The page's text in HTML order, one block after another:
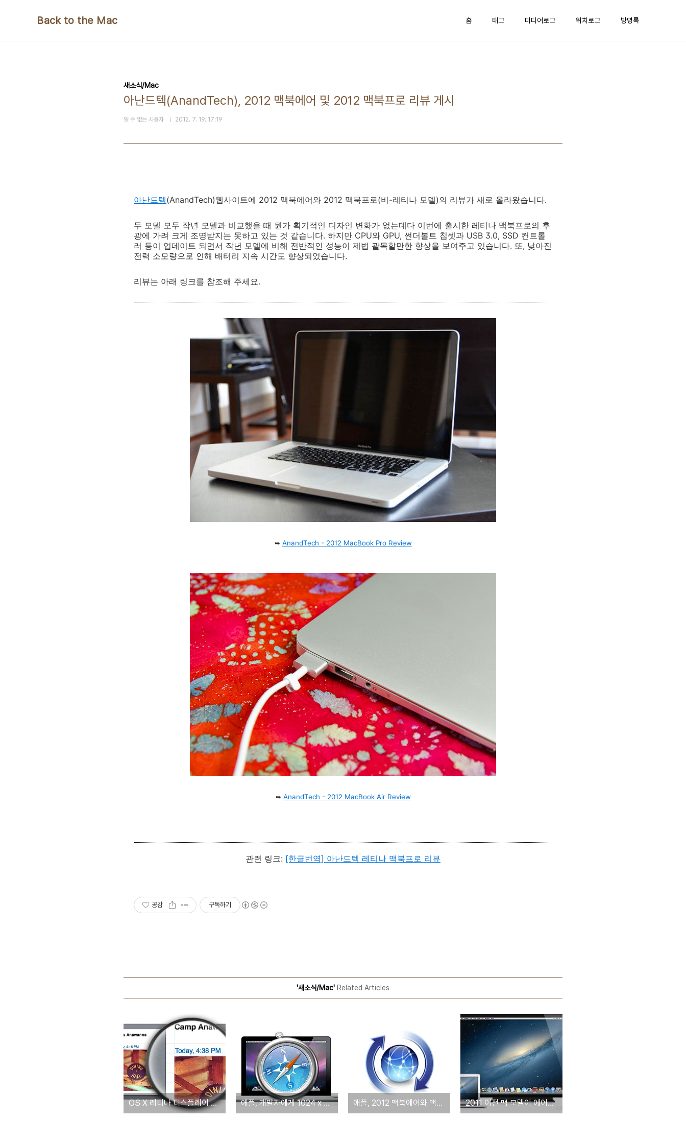
Back to the Mac 홈 태그 미디어로그 위치로그 방명록
새소식/Mac
아난드텍(AnandTech), 2012 맥북에어 및 2012 맥북프로 리뷰 게시
알 수 없는 사용자 2012. 7. 19. 17:19
아난드텍(AnandTech)웹사이트에 2012 맥북에어와 2012 맥북프로(비-레티나 모델)의 리뷰가 새로 올라왔습니다.
두 모델 모두 작년 모델과 비교했을 때 뭔가 획기적인 디자인 변화가 없는데다 이번에 출시한 레티나 맥북프로의 후
광에 가려 크게 조명받지는 못하고 있는 것 같습니다. 하지만 CPU와 GPU, 썬더볼트 칩셋과 USB 3.0, SSD 컨트롤
러 등이 업데이트 되면서 작년 모델에 비해 전반적인 성능이 제법 괄목할만한 향상을 보여주고 있습니다. 또, 낮아진
전력 소모량으로 인해 배터리 지속 시간도 향상되었습니다.
리뷰는 아래 링크를 참조해 주세요.
➥ AnandTech - 2012 MacBook Pro Review
➥ AnandTech - 2012 MacBook Air Review
관련 링크: [한글번역] 아난드텍 레티나 맥북프로 리뷰
공감 구독하기
'새소식/Mac' Related Articles
OS X 레티나 디스플레이 지원 응용프로그램 리스트 - 2012년 7월 20일자 애플, 개발자에게 1024 x 1024 크기의 아이콘을 요구 애플, 2012 맥북에어와 맥북프로용 버그 수정 업데이트 배포 - USB 호환성 및 CPU 전력 사용 개선 2011 이전 맥 모델이 에어플레이 미러링 기능을 지원하지 않는 이유